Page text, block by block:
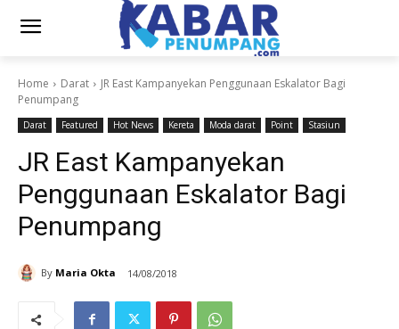
Home Darat
JR East Kampanyekan Penggunaan Eskalator Bagi
Penumpang
Darat Featured Hot News Kereta Moda darat Point Stasiun
JR East Kampanyekan
Penggunaan Eskalator Bagi
Penumpang
By Maria Okta 14/08/2018